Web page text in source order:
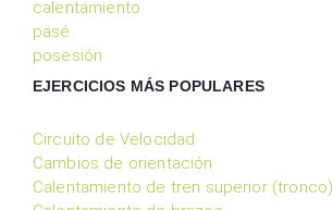
calentamiento
pasé
posesión
EJERCICIOS MÁS POPULARES
Circuito de Velocidad
Cambios de orientación
Calentamiento de tren superior (tronco)